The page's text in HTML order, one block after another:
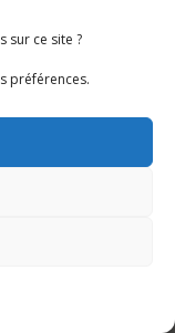
sur ce site ?
préférences.